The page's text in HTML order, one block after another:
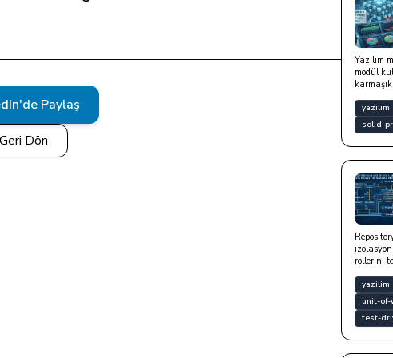
Paylaş
Dön
Yazılım
modül
yazilim
solid-
rollerini
yazilim
unit-of-
test-